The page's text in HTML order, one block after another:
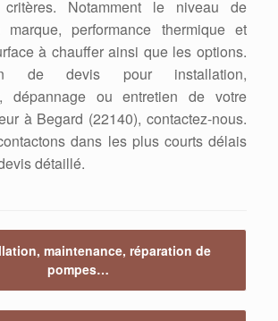
Notamment le niveau de
performance thermique et
à chauffer ainsi que les options.
de devis pour installation,
dépannage ou entretien de votre
à Begard (22140), contactez-nous.
dans les plus courts délais
détaillé.
maintenance, réparation de
pompes…